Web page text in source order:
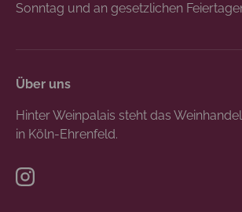
Sonntag und an gesetzlichen
Über uns
Hinter Weinpalais steht das
in Köln-Ehrenfeld.
Instagram